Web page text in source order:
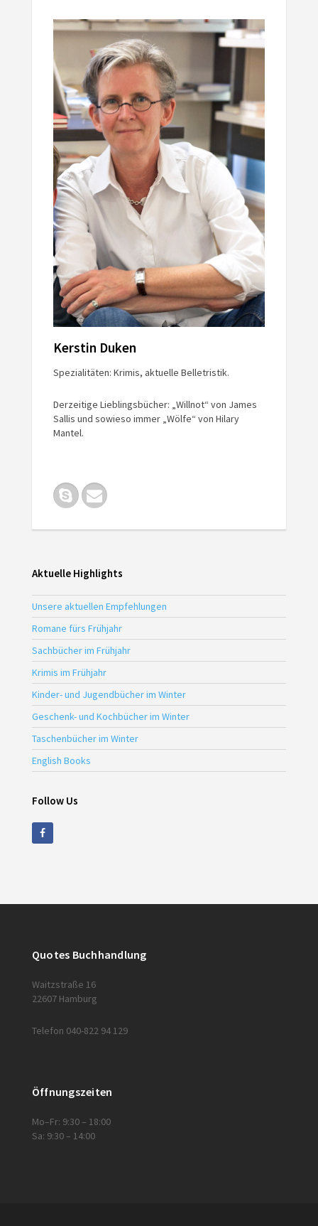
Kerstin Duken
Spezialitäten: Krimis, aktuelle Belletristik.
Derzeitige Lieblingsbücher: „Willnot“ von James
Sallis und sowieso immer „Wölfe“ von Hilary
Mantel.
Aktuelle Highlights
Unsere aktuellen Empfehlungen
Romane fürs Frühjahr
Sachbücher im Frühjahr
Krimis im Frühjahr
Kinder- und Jugendbücher im Winter
Geschenk- und Kochbücher im Winter
Taschenbücher im Winter
English Books
Follow Us
Quotes Buchhandlung
Waitzstraße 16
22607 Hamburg
Telefon 040-822 94 129
Öffnungszeiten
Mo–Fr: 9:30 – 18:00
Sa: 9:30 – 14:00